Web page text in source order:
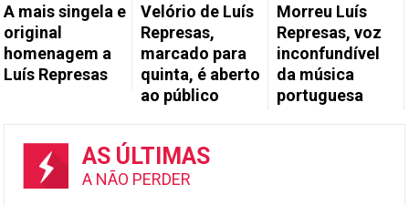
A mais singela e
original
homenagem a
Luís Represas
Velório de Luís
Represas,
marcado para
quinta, é aberto
ao público
Morreu Luís
Represas, voz
inconfundível
da música
portuguesa
AS ÚLTIMAS
A NÃO PERDER